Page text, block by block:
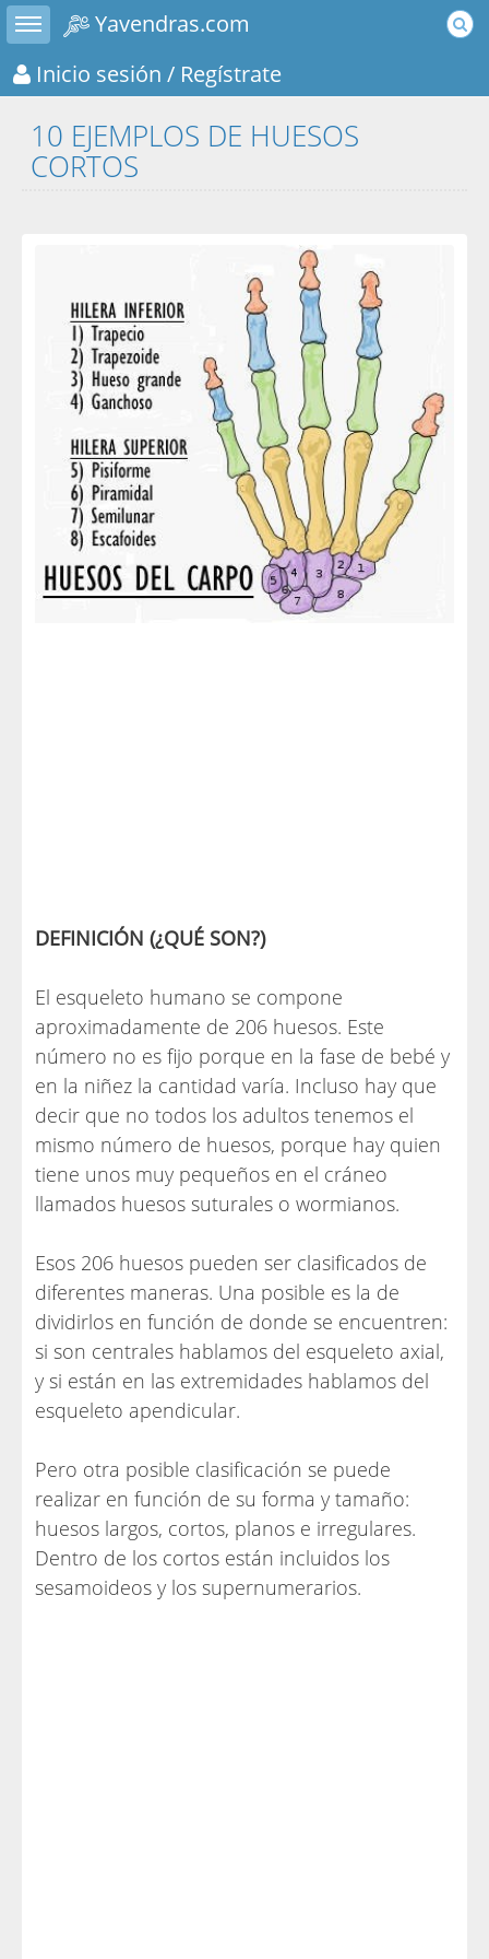
Toggle sidebar
Yavendras.com
Inicio sesión / Regístrate
10 EJEMPLOS DE HUESOS
CORTOS
DEFINICIÓN (¿QUÉ SON?)
El esqueleto humano se compone
aproximadamente de 206 huesos. Este
número no es fijo porque en la fase de bebé y
en la niñez la cantidad varía. Incluso hay que
decir que no todos los adultos tenemos el
mismo número de huesos, porque hay quien
tiene unos muy pequeños en el cráneo
llamados huesos suturales o wormianos.
Esos 206 huesos pueden ser clasificados de
diferentes maneras. Una posible es la de
dividirlos en función de donde se encuentren:
si son centrales hablamos del esqueleto axial,
y si están en las extremidades hablamos del
esqueleto apendicular.
Pero otra posible clasificación se puede
realizar en función de su forma y tamaño:
huesos largos, cortos, planos e irregulares.
Dentro de los cortos están incluidos los
sesamoideos y los supernumerarios.